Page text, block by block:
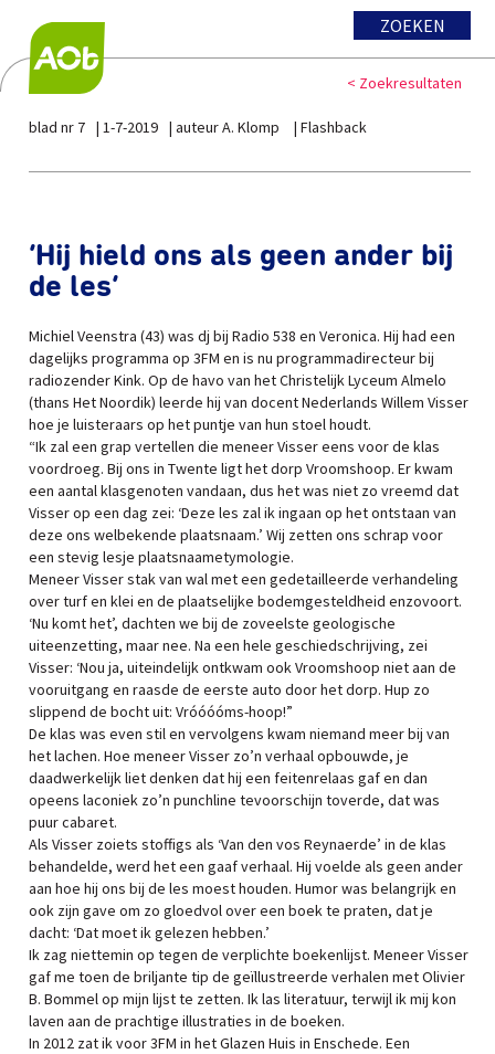
ZOEKEN
< Zoekresultaten
blad nr 7 1-7-2019 auteur A. Klomp Flashback
‘Hij hield ons als geen ander bij
de les’
Michiel Veenstra (43) was dj bij Radio 538 en Veronica. Hij had een
dagelijks programma op 3FM en is nu programmadirecteur bij
radiozender Kink. Op de havo van het Christelijk Lyceum Almelo
(thans Het Noordik) leerde hij van docent Nederlands Willem Visser
hoe je luisteraars op het puntje van hun stoel houdt.
“Ik zal een grap vertellen die meneer Visser eens voor de klas
voordroeg. Bij ons in Twente ligt het dorp Vroomshoop. Er kwam
een aantal klasgenoten vandaan, dus het was niet zo vreemd dat
Visser op een dag zei: ‘Deze les zal ik ingaan op het ontstaan van
deze ons welbekende plaatsnaam.’ Wij zetten ons schrap voor
een stevig lesje plaatsnaametymologie.
Meneer Visser stak van wal met een gedetailleerde verhandeling
over turf en klei en de plaatselijke bodemgesteldheid enzovoort.
‘Nu komt het’, dachten we bij de zoveelste geologische
uiteenzetting, maar nee. Na een hele geschiedschrijving, zei
Visser: ‘Nou ja, uiteindelijk ontkwam ook Vroomshoop niet aan de
vooruitgang en raasde de eerste auto door het dorp. Hup zo
slippend de bocht uit: Vróóóóms-hoop!”
De klas was even stil en vervolgens kwam niemand meer bij van
het lachen. Hoe meneer Visser zo’n verhaal opbouwde, je
daadwerkelijk liet denken dat hij een feitenrelaas gaf en dan
opeens laconiek zo’n punchline tevoorschijn toverde, dat was
puur cabaret.
Als Visser zoiets stoffigs als ‘Van den vos Reynaerde’ in de klas
behandelde, werd het een gaaf verhaal. Hij voelde als geen ander
aan hoe hij ons bij de les moest houden. Humor was belangrijk en
ook zijn gave om zo gloedvol over een boek te praten, dat je
dacht: ‘Dat moet ik gelezen hebben.’
Ik zag niettemin op tegen de verplichte boekenlijst. Meneer Visser
gaf me toen de briljante tip de geïllustreerde verhalen met Olivier
B. Bommel op mijn lijst te zetten. Ik las literatuur, terwijl ik mij kon
laven aan de prachtige illustraties in de boeken.
In 2012 zat ik voor 3FM in het Glazen Huis in Enschede. Een